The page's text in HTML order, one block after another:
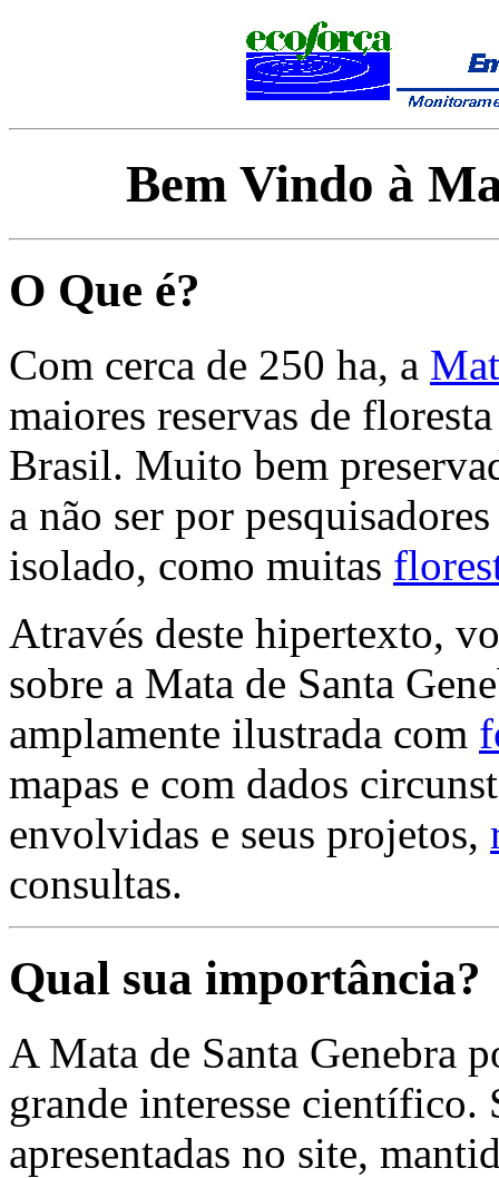
Bem Vindo à
O Que é?
Com cerca de 250 ha, a
maiores reservas de
Brasil. Muito bem
a não ser por
isolado, como muitas
Através deste hipertexto,
sobre a Mata de Santa
amplamente ilustrada com
mapas e com dados
envolvidas e seus projetos,
consultas.
Qual sua importância?
A Mata de Santa Genebra
grande interesse científico.
apresentadas no site,